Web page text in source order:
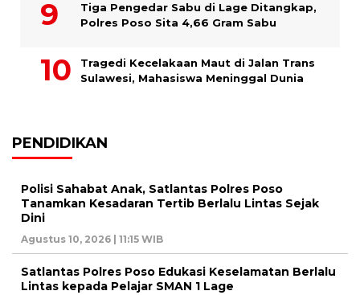
Tiga Pengedar Sabu di Lage Ditangkap,
Polres Poso Sita 4,66 Gram Sabu
Tragedi Kecelakaan Maut di Jalan Trans
Sulawesi, Mahasiswa Meninggal Dunia
PENDIDIKAN
Polisi Sahabat Anak, Satlantas Polres Poso
Tanamkan Kesadaran Tertib Berlalu Lintas Sejak
Dini
Agustus 10, 2026 | 11:15 WIB
Satlantas Polres Poso Edukasi Keselamatan Berlalu
Lintas kepada Pelajar SMAN 1 Lage